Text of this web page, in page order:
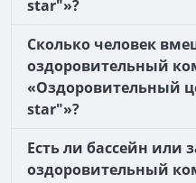
star"»?
Сколько человек
оздоровительный
«Оздоровительный
star"»?
Есть ли бассейн или
оздоровительный